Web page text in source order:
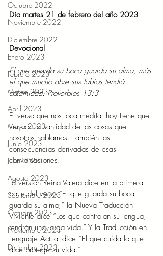
Octubre 2022
Noviembre 2022
Diciembre 2022
Enero 2023
Febrero 2023
Marzo 2023
Abril 2023
Mayo 2023
Junio 2023
Julio 2023
Agosto 2023
Septiembre 2023
Octubre 2023
Noviembre 2023
Diciembre 2023
Día martes 21 de febrero del año 2023
Devocional
El que guarda su boca guarda su alma; más
el que mucho abre sus labios tendrá
calamidad. Proverbios 13:3
El verso que nos toca meditar hoy tiene que
ver con la santidad de las cosas que
nosotros hablamos. También las
consecuencias derivadas de esas
conversaciones.
La versión Reina Valera dice en la primera
parte del verso “El que guarda su boca
guarda su alma;” la Nueva Traducción
Viviente dice “Los que controlan su lengua,
tendrán una larga vida.” Y la Traducción en
Lenguaje Actual dice “El que cuida lo que
dice protege su vida.”